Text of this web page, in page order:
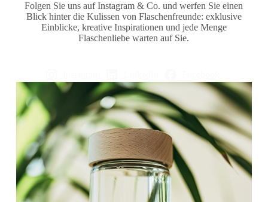
Folgen Sie uns auf Instagram & Co. und werfen Sie einen
Blick hinter die Kulissen von Flaschenfreunde: exklusive
Einblicke, kreative Inspirationen und jede Menge
Flaschenliebe warten auf Sie.